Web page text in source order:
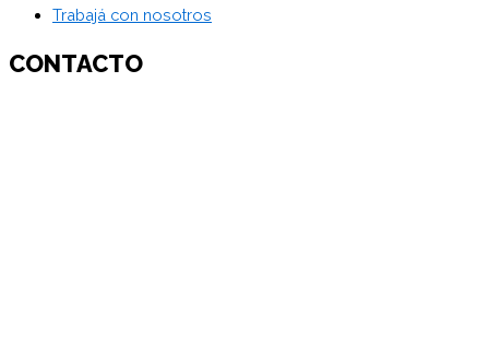
Trabajá con nosotros
CONTACTO